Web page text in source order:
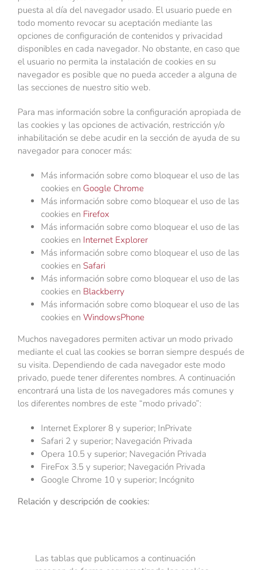
puesta al día del navegador usado. El usuario puede en
todo momento revocar su aceptación mediante las
opciones de configuración de contenidos y privacidad
disponibles en cada navegador. No obstante, en caso que
el usuario no permita la instalación de cookies en su
navegador es posible que no pueda acceder a alguna de
las secciones de nuestro sitio web.
Para mas información sobre la configuración apropiada de
las cookies y las opciones de activación, restricción y/o
inhabilitación se debe acudir en la sección de ayuda de su
navegador para conocer más:
Más información sobre como bloquear el uso de las
cookies en Google Chrome
Más información sobre como bloquear el uso de las
cookies en Firefox
Más información sobre como bloquear el uso de las
cookies en Internet Explorer
Más información sobre como bloquear el uso de las
cookies en Safari
Más información sobre como bloquear el uso de las
cookies en Blackberry
Más información sobre como bloquear el uso de las
cookies en WindowsPhone
Muchos navegadores permiten activar un modo privado
mediante el cual las cookies se borran siempre después de
su visita. Dependiendo de cada navegador este modo
privado, puede tener diferentes nombres. A continuación
encontrará una lista de los navegadores más comunes y
los diferentes nombres de este “modo privado”:
Internet Explorer 8 y superior; InPrivate
Safari 2 y superior; Navegación Privada
Opera 10.5 y superior; Navegación Privada
FireFox 3.5 y superior; Navegación Privada
Google Chrome 10 y superior; Incógnito
Relación y descripción de cookies:
Las tablas que publicamos a continuación